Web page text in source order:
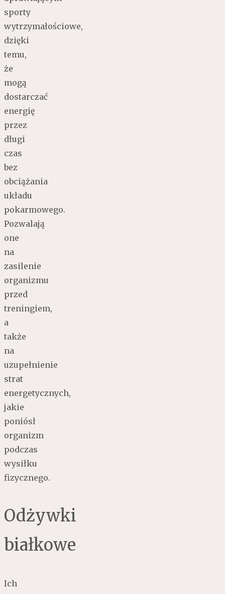
sporty
wytrzymałościowe,
dzięki
temu,
że
mogą
dostarczać
energię
przez
długi
czas
bez
obciążania
układu
pokarmowego.
Pozwalają
one
na
zasilenie
organizmu
przed
treningiem,
a
także
na
uzupełnienie
strat
energetycznych,
jakie
poniósł
organizm
podczas
wysiłku
fizycznego.
Odżywki
białkowe
Ich